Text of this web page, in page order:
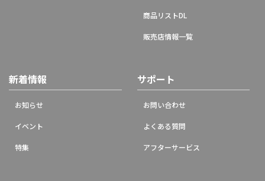
商品リストDL
販売店情報一覧
新着情報
お知らせ
イベント
特集
サポート
お問い合わせ
よくある質問
アフターサービス